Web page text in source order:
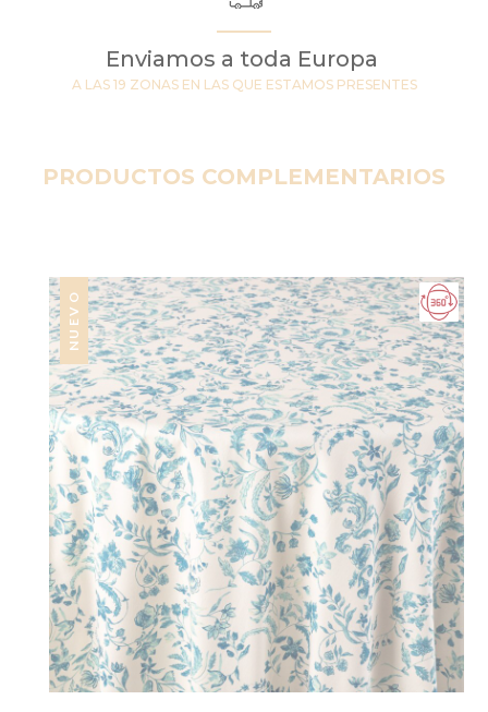
Enviamos a toda Europa
A LAS 19 ZONAS EN LAS QUE ESTAMOS PRESENTES
PRODUCTOS COMPLEMENTARIOS
NUEVO